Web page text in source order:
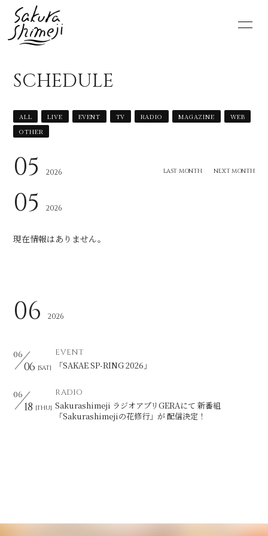
SCHEDULE
VIDEO
DISCOGRAPHY
MOVIE
会員登録
SCHEDULE
ALL LIVE EVENT TV RADIO MAGAZINE
WEB
OTHER
05 2026 LAST MONTH NEXT MONTH
05 2026
現在情報はありません。
06 2026
06
06 [SAT]
EVENT
「SAKAE SP-RING 2026」
06
18 [THU]
RADIO
Sakurashimeji ラジオアプリGERAにて 新番組
「Sakurashimejiの花修行」が 配信決定！